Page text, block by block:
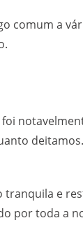
a
e
por toda a